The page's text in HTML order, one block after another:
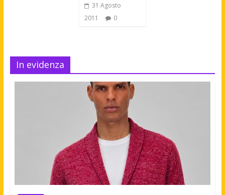
31 Agosto
2011
0
In evidenza